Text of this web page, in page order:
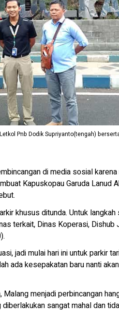
Pnb Dodik Supriyanto(tengah)
di media sosial
Kapuskopau Garuda Lanud
khusus ditunda. Untuk
terkait, Dinas Koperasi, Dishub
jadi mulai hari ini untuk parkir
ada kesepakatan baru nanti
Malang menjadi perbincangan
sangat mahal dan